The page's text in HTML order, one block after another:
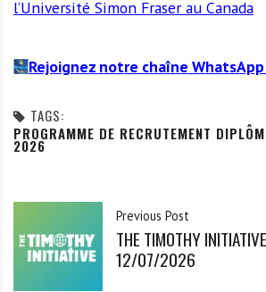
l’Université Simon Fraser au Canada
Rejoignez notre chaîne
TAGS:
PROGRAMME DE RECRUTEMENT
2026
Previous Post
THE TIMOTHY
12/07/2026